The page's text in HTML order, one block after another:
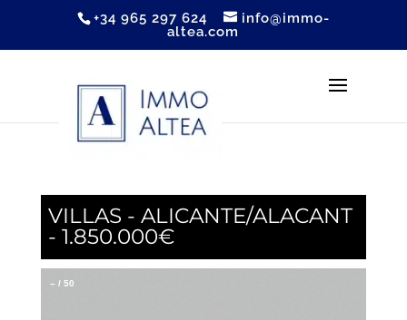
+34 965 297 624
info@immo-
altea.com
VILLAS - ALICANTE/ALACANT
- 1.850.000€
– / 50